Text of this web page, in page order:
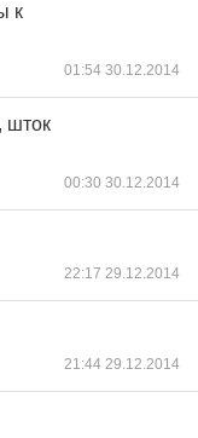
к
01:54 30.12.2014
шток
00:30 30.12.2014
22:17 29.12.2014
21:44 29.12.2014